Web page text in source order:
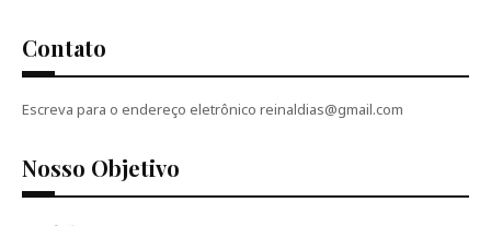
Contato
Escreva para o endereço eletrônico reinaldias@gmail.com
Nosso Objetivo